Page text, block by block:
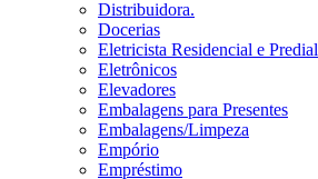
Distribuidora.
Docerias
Eletricista Residencial e Predial
Eletrônicos
Elevadores
Embalagens para Presentes
Embalagens/Limpeza
Empório
Empréstimo